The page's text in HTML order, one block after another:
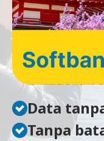
Data
Tanpa